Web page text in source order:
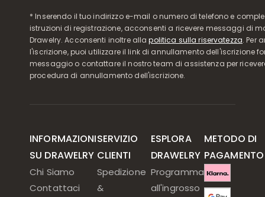
* Inserendo il tuo indirizzo e-mail o numero di telefono e
istruzioni di registrazione, acconsenti a ricevere messaggi di
Drawelry. Acconsenti inoltre allapolitica sulla riservatezza. Per
l'iscrizione, puoi utilizzare il link di annullamento dell'iscrizione
messaggio o contattare il nostro team di assistenza per
procedura di annullamento dell'iscrizione.
INFORMAZIONI
SU DRAWELRY
Chi Siamo
Contattaci
SERVIZIO
CLIENTI
Spedizione
&
ESPLORA
DRAWELRY
Programma
all'ingrosso
METODO DI
PAGAMENTO